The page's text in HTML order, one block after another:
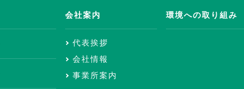
会社案内
代表挨拶
会社情報
事業所案内
環境への取り組み